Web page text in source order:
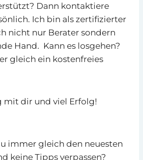
Dann kontaktiere
Ich bin als zertifizierter
nicht nur Berater sondern
Hand. Kann es losgehen?
gleich ein kostenfreies
mit dir und viel Erfolg!
immer gleich den neuesten
keine Tipps verpassen?